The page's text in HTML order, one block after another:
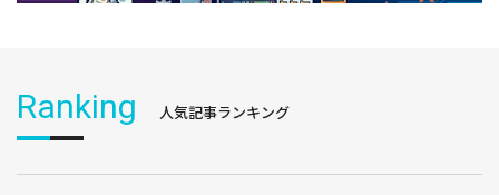
Ranking 人気記事ランキング